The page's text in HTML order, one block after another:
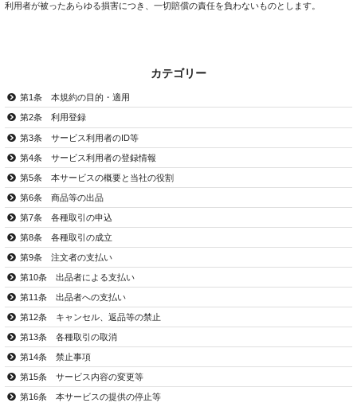
利用者が被ったあらゆる損害につき、一切賠償の責任を負わないものとします。
カテゴリー
第1条 本規約の目的・適用
第2条 利用登録
第3条 サービス利用者のID等
第4条 サービス利用者の登録情報
第5条 本サービスの概要と当社の役割
第6条 商品等の出品
第7条 各種取引の申込
第8条 各種取引の成立
第9条 注文者の支払い
第10条 出品者による支払い
第11条 出品者への支払い
第12条 キャンセル、返品等の禁止
第13条 各種取引の取消
第14条 禁止事項
第15条 サービス内容の変更等
第16条 本サービスの提供の停止等